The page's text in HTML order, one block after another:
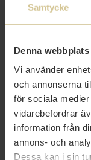
Samtycke
Denna
Vi använder
och annonserna
för sociala
vidarebefordrar
information från
annons- och
Dessa kan i sin
Medio, och en
Fruktighet:
äpple. I
Parning:
grillat kött och
Innehåll
Betyg